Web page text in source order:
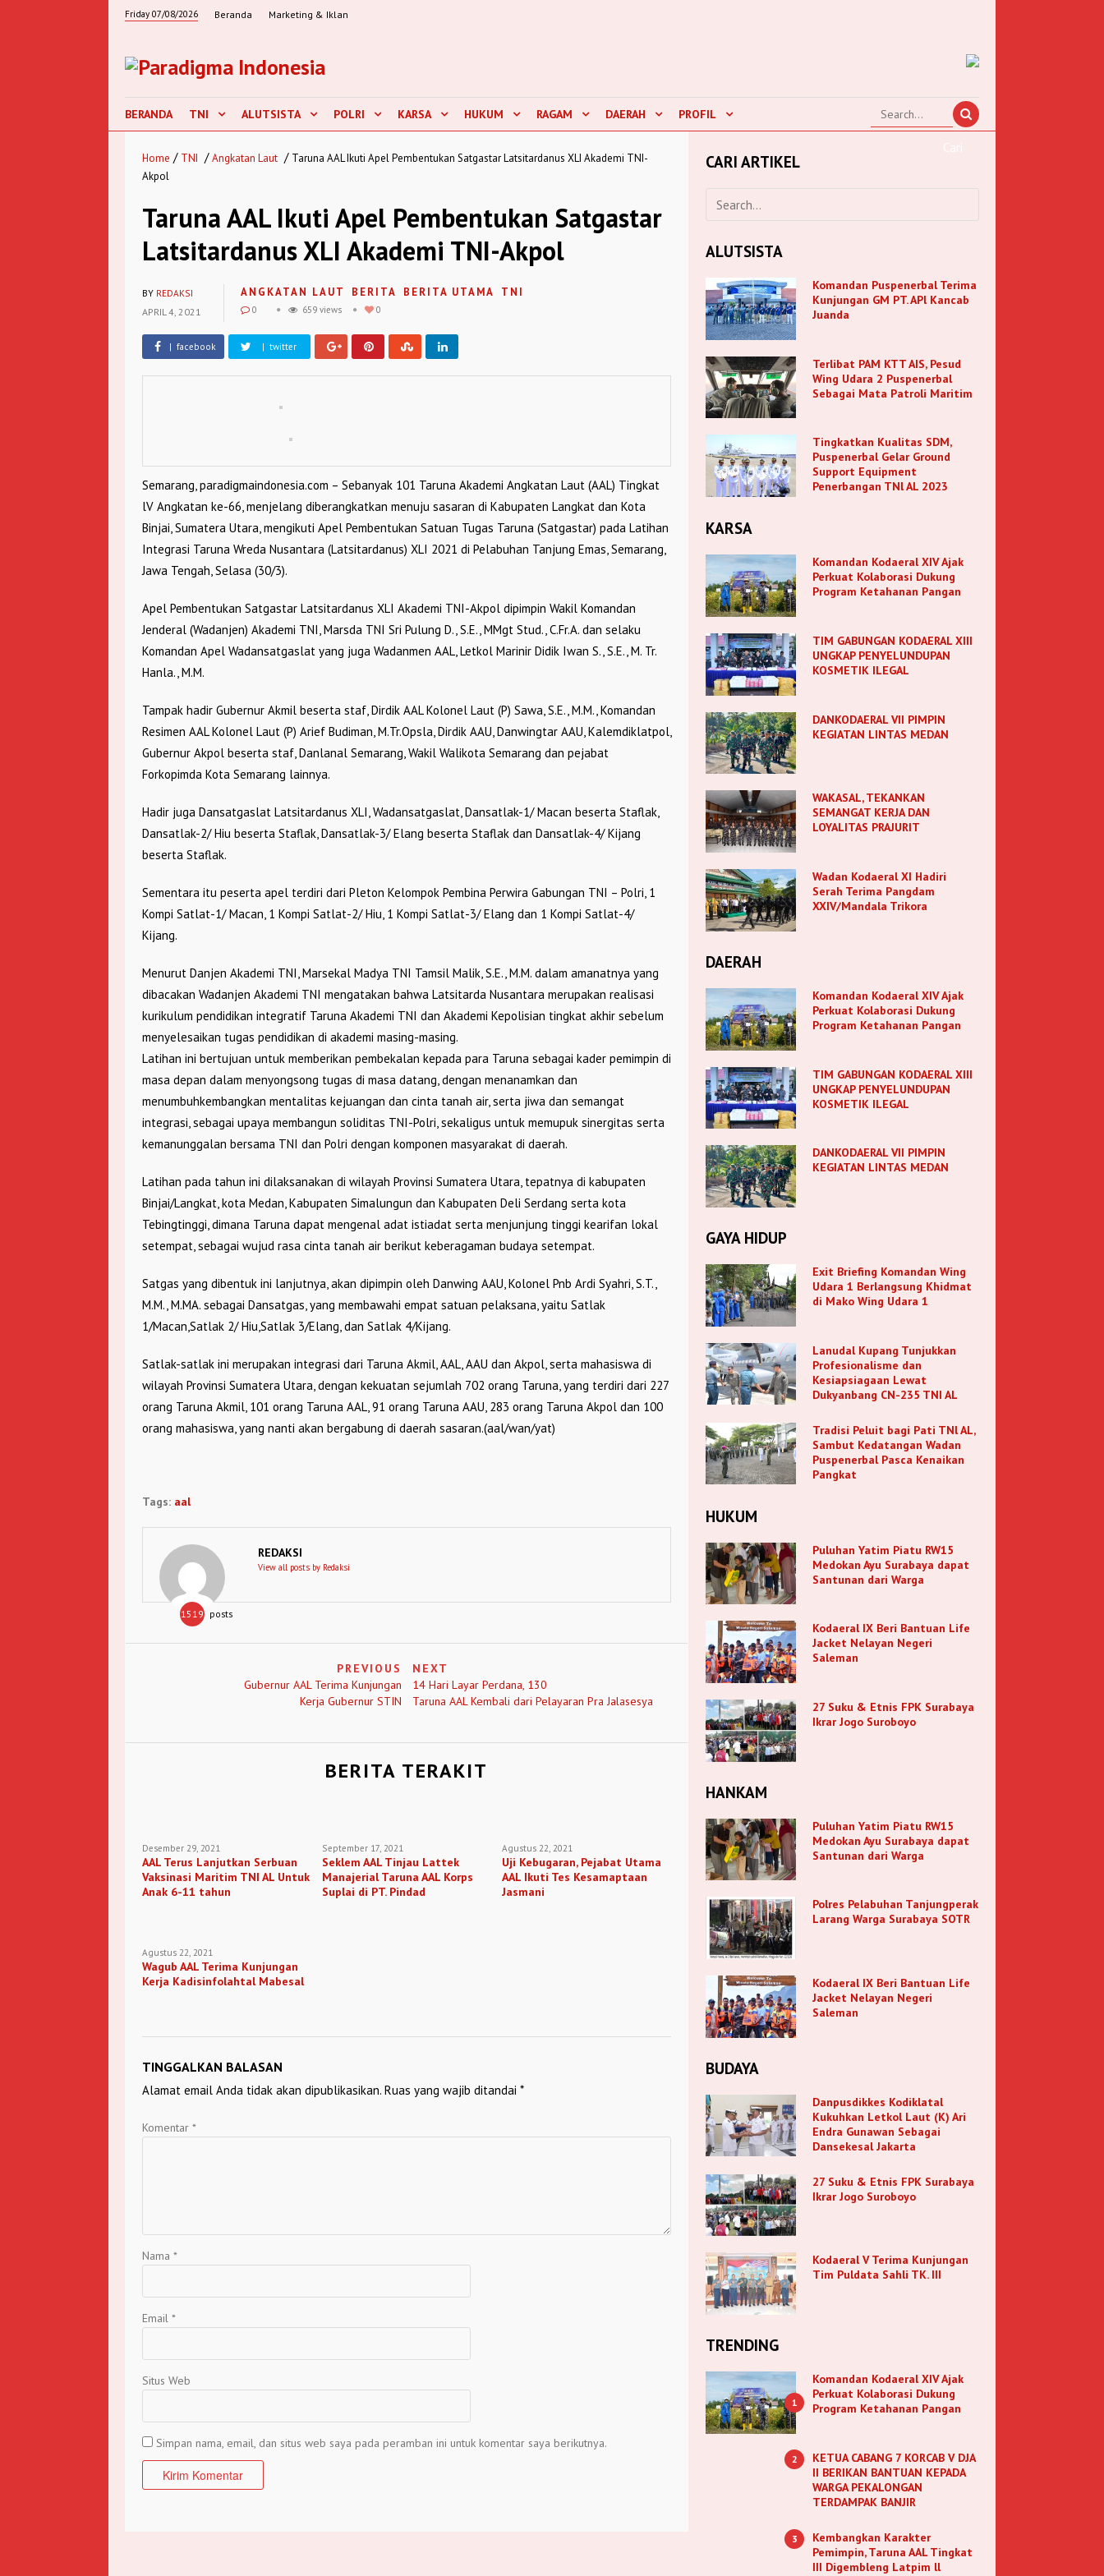
Friday 07/08/2026 Beranda Marketing & Iklan
BERANDA TNI ALUTSISTA POLRI KARSA HUKUM RAGAM DAERAH PROFIL
Home / TNI / Angkatan Laut / Taruna AAL Ikuti Apel Pembentukan Satgastar Latsitardanus XLI Akademi TNI-
Akpol
Taruna AAL Ikuti Apel Pembentukan Satgastar
Latsitardanus XLI Akademi TNI-Akpol
BY REDAKSI
APRIL 4, 2021
ANGKATAN LAUT BERITA BERITA UTAMA TNI
0 659 views 0
| facebook | twitter
Semarang, paradigmaindonesia.com – Sebanyak 101 Taruna Akademi Angkatan Laut (AAL) Tingkat
lV Angkatan ke-66, menjelang diberangkatkan menuju sasaran di Kabupaten Langkat dan Kota
Binjai, Sumatera Utara, mengikuti Apel Pembentukan Satuan Tugas Taruna (Satgastar) pada Latihan
Integrasi Taruna Wreda Nusantara (Latsitardanus) XLI 2021 di Pelabuhan Tanjung Emas, Semarang,
Jawa Tengah, Selasa (30/3).
Apel Pembentukan Satgastar Latsitardanus XLI Akademi TNI-Akpol dipimpin Wakil Komandan
Jenderal (Wadanjen) Akademi TNI, Marsda TNI Sri Pulung D., S.E., MMgt Stud., C.Fr.A. dan selaku
Komandan Apel Wadansatgaslat yang juga Wadanmen AAL, Letkol Marinir Didik Iwan S., S.E., M. Tr.
Hanla., M.M.
Tampak hadir Gubernur Akmil beserta staf, Dirdik AAL Kolonel Laut (P) Sawa, S.E., M.M., Komandan
Resimen AAL Kolonel Laut (P) Arief Budiman, M.Tr.Opsla, Dirdik AAU, Danwingtar AAU, Kalemdiklatpol,
Gubernur Akpol beserta staf, Danlanal Semarang, Wakil Walikota Semarang dan pejabat
Forkopimda Kota Semarang lainnya.
Hadir juga Dansatgaslat Latsitardanus XLI, Wadansatgaslat, Dansatlak-1/ Macan beserta Staflak,
Dansatlak-2/ Hiu beserta Staflak, Dansatlak-3/ Elang beserta Staflak dan Dansatlak-4/ Kijang
beserta Staflak.
Sementara itu peserta apel terdiri dari Pleton Kelompok Pembina Perwira Gabungan TNI – Polri, 1
Kompi Satlat-1/ Macan, 1 Kompi Satlat-2/ Hiu, 1 Kompi Satlat-3/ Elang dan 1 Kompi Satlat-4/
Kijang.
Menurut Danjen Akademi TNI, Marsekal Madya TNI Tamsil Malik, S.E., M.M. dalam amanatnya yang
dibacakan Wadanjen Akademi TNI mengatakan bahwa Latsitarda Nusantara merupakan realisasi
kurikulum pendidikan integratif Taruna Akademi TNI dan Akademi Kepolisian tingkat akhir sebelum
menyelesaikan tugas pendidikan di akademi masing-masing.
Latihan ini bertujuan untuk memberikan pembekalan kepada para Taruna sebagai kader pemimpin di
masa depan dalam menyongsong tugas di masa datang, dengan menanamkan dan
menumbuhkembangkan mentalitas kejuangan dan cinta tanah air, serta jiwa dan semangat
integrasi, sebagai upaya membangun soliditas TNI-Polri, sekaligus untuk memupuk sinergitas serta
kemanunggalan bersama TNI dan Polri dengan komponen masyarakat di daerah.
Latihan pada tahun ini dilaksanakan di wilayah Provinsi Sumatera Utara, tepatnya di kabupaten
Binjai/Langkat, kota Medan, Kabupaten Simalungun dan Kabupaten Deli Serdang serta kota
Tebingtinggi, dimana Taruna dapat mengenal adat istiadat serta menjunjung tinggi kearifan lokal
setempat, sebagai wujud rasa cinta tanah air berikut keberagaman budaya setempat.
Satgas yang dibentuk ini lanjutnya, akan dipimpin oleh Danwing AAU, Kolonel Pnb Ardi Syahri, S.T.,
M.M., M.MA. sebagai Dansatgas, yang membawahi empat satuan pelaksana, yaitu Satlak
1/Macan,Satlak 2/ Hiu,Satlak 3/Elang, dan Satlak 4/Kijang.
Satlak-satlak ini merupakan integrasi dari Taruna Akmil, AAL, AAU dan Akpol, serta mahasiswa di
wilayah Provinsi Sumatera Utara, dengan kekuatan sejumlah 702 orang Taruna, yang terdiri dari 227
orang Taruna Akmil, 101 orang Taruna AAL, 91 orang Taruna AAU, 283 orang Taruna Akpol dan 100
orang mahasiswa, yang nanti akan bergabung di daerah sasaran.(aal/wan/yat)
Tags: aal
1519 posts
REDAKSI
View all posts by Redaksi
PREVIOUS
Gubernur AAL Terima Kunjungan
Kerja Gubernur STIN
NEXT
14 Hari Layar Perdana, 130
Taruna AAL Kembali dari Pelayaran Pra Jalasesya
BERITA TERAKIT
Desember 29, 2021
AAL Terus Lanjutkan Serbuan
Vaksinasi Maritim TNI AL Untuk
Anak 6-11 tahun
September 17, 2021
Seklem AAL Tinjau Lattek
Manajerial Taruna AAL Korps
Suplai di PT. Pindad
Agustus 22, 2021
Uji Kebugaran, Pejabat Utama
AAL Ikuti Tes Kesamaptaan
Jasmani
Agustus 22, 2021
Wagub AAL Terima Kunjungan
Kerja Kadisinfolahtal Mabesal
TINGGALKAN BALASAN
Alamat email Anda tidak akan dipublikasikan. Ruas yang wajib ditandai *
Komentar *
Nama *
Email *
Situs Web
Simpan nama, email, dan situs web saya pada peramban ini untuk komentar saya berikutnya.
CARI ARTIKEL
ALUTSISTA
Komandan Puspenerbal Terima
Kunjungan GM PT. APl Kancab
Juanda
Terlibat PAM KTT AIS, Pesud
Wing Udara 2 Puspenerbal
Sebagai Mata Patroli Maritim
Tingkatkan Kualitas SDM,
Puspenerbal Gelar Ground
Support Equipment
Penerbangan TNl AL 2023
KARSA
Komandan Kodaeral XIV Ajak
Perkuat Kolaborasi Dukung
Program Ketahanan Pangan
TIM GABUNGAN KODAERAL XIII
UNGKAP PENYELUNDUPAN
KOSMETIK ILEGAL
DANKODAERAL VII PIMPIN
KEGIATAN LINTAS MEDAN
WAKASAL, TEKANKAN
SEMANGAT KERJA DAN
LOYALITAS PRAJURIT
Wadan Kodaeral XI Hadiri
Serah Terima Pangdam
XXIV/Mandala Trikora
DAERAH
Komandan Kodaeral XIV Ajak
Perkuat Kolaborasi Dukung
Program Ketahanan Pangan
TIM GABUNGAN KODAERAL XIII
UNGKAP PENYELUNDUPAN
KOSMETIK ILEGAL
DANKODAERAL VII PIMPIN
KEGIATAN LINTAS MEDAN
GAYA HIDUP
Exit Briefing Komandan Wing
Udara 1 Berlangsung Khidmat
di Mako Wing Udara 1
Lanudal Kupang Tunjukkan
Profesionalisme dan
Kesiapsiagaan Lewat
Dukyanbang CN-235 TNI AL
Tradisi Peluit bagi Pati TNl AL,
Sambut Kedatangan Wadan
Puspenerbal Pasca Kenaikan
Pangkat
HUKUM
Puluhan Yatim Piatu RW15
Medokan Ayu Surabaya dapat
Santunan dari Warga
Kodaeral IX Beri Bantuan Life
Jacket Nelayan Negeri
Saleman
27 Suku & Etnis FPK Surabaya
Ikrar Jogo Suroboyo
HANKAM
Puluhan Yatim Piatu RW15
Medokan Ayu Surabaya dapat
Santunan dari Warga
Polres Pelabuhan Tanjungperak
Larang Warga Surabaya SOTR
Kodaeral IX Beri Bantuan Life
Jacket Nelayan Negeri
Saleman
BUDAYA
Danpusdikkes Kodiklatal
Kukuhkan Letkol Laut (K) Ari
Endra Gunawan Sebagai
Dansekesal Jakarta
27 Suku & Etnis FPK Surabaya
Ikrar Jogo Suroboyo
Kodaeral V Terima Kunjungan
Tim Puldata Sahli TK. III
TRENDING
1
Komandan Kodaeral XIV Ajak
Perkuat Kolaborasi Dukung
Program Ketahanan Pangan
2
KETUA CABANG 7 KORCAB V DJA
II BERIKAN BANTUAN KEPADA
WARGA PEKALONGAN
TERDAMPAK BANJIR
3
Kembangkan Karakter
Pemimpin, Taruna AAL Tingkat
III Digembleng Latpim ll